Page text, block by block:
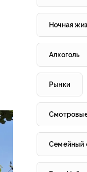
Ночная
Алкоголь
Рынки
Семейный